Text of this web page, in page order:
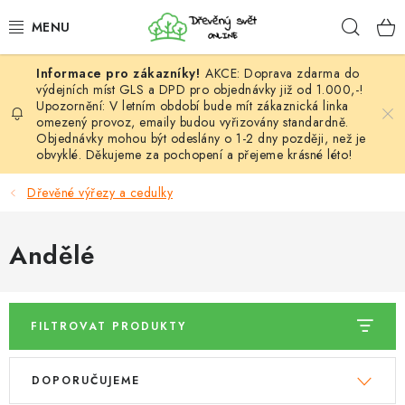
na
HÁČKOVÁNÍ
VYPLÉTÁNÍ
PŘÍZE
DOPLŇKY
GALANTERIE A LÁTKY
AKCE: Doprava zdarma do
výdejních míst GLS a DPD pro objednávky již od 1.000,-!
Upozornění: V letním období bude mít zákaznická linka
omezený provoz, emaily budou vyřizovány standardně.
Objednávky mohou být odeslány o 1-2 dny později, než je
obvyklé. Děkujeme za pochopení a přejeme krásné léto!
Dřevěné výřezy a cedulky
Andělé
FILTROVAT PRODUKTY
V
Ř
DOPORUČUJEME